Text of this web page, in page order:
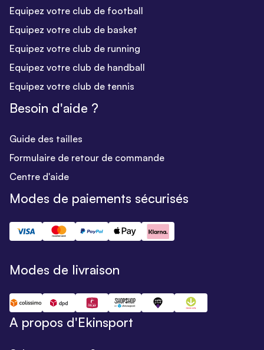
Equipez votre club de football
Equipez votre club de basket
Equipez votre club de running
Equipez votre club de handball
Equipez votre club de tennis
Besoin d'aide ?
Guide des tailles
Formulaire de retour de commande
Centre d'aide
Modes de paiements sécurisés
Modes de livraison
A propos d'Ekinsport